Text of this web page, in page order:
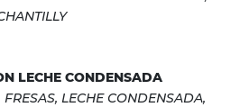
LECHE CONDENSADA
LECHE CONDENSADA,